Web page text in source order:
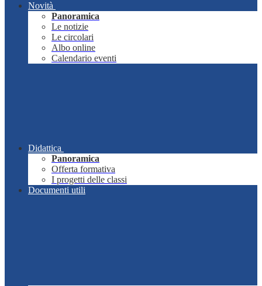
Novità
Panoramica
Le notizie
Le circolari
Albo online
Calendario eventi
Didattica
Panoramica
Offerta formativa
I progetti delle classi
Documenti utili